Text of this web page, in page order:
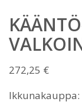
272,25 €
Ikkunakauppa: